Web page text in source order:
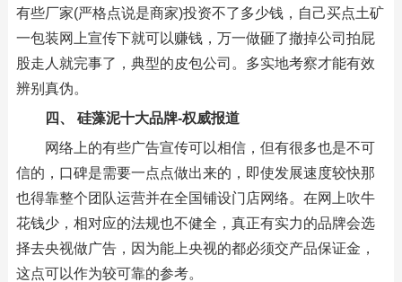
有些厂家(严格点说是商家)投资不了多少钱，自己买点土矿
一包装网上宣传下就可以赚钱，万一做砸了撤掉公司拍屁
股走人就完事了，典型的皮包公司。多实地考察才能有效
辨别真伪。
四、 硅藻泥十大品牌-权威报道
网络上的有些广告宣传可以相信，但有很多也是不可
信的，口碑是需要一点点做出来的，即使发展速度较快那
也得靠整个团队运营并在全国铺设门店网络。在网上吹牛
花钱少，相对应的法规也不健全，真正有实力的品牌会选
择去央视做广告，因为能上央视的都必须交产品保证金，
这点可以作为较可靠的参考。